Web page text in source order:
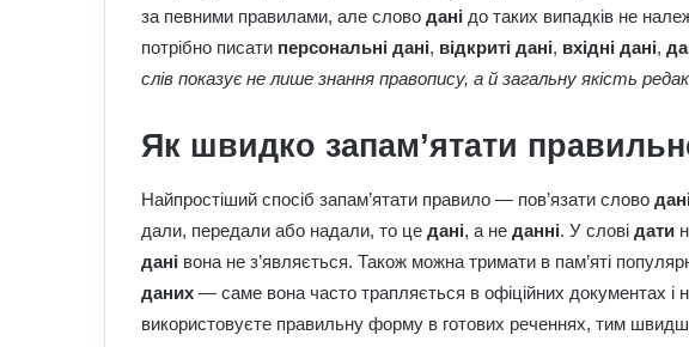
за певними правилами, але слово дані до таких випадків не
потрібно писати персональні дані, відкриті дані, вхідні дані,
слів показує не лише знання правопису, а й загальну якість
Як швидко запам’ятати
Найпростіший спосіб запам’ятати правило — пов’язати слово
дали, передали або надали, то це дані, а не данні. У слові дати
дані вона не з’являється. Також можна тримати в пам’яті
даних — саме вона часто трапляється в офіційних документах і
використовуєте правильну форму в готових реченнях, тим